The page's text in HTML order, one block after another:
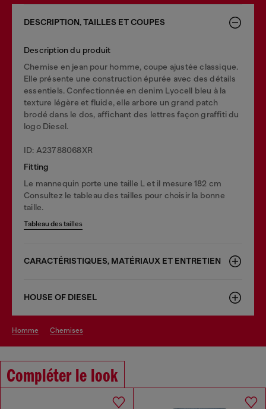
DESCRIPTION, TAILLES ET COUPES
Description du produit
Chemise en jean pour homme, coupe ajustée classique.
Elle présente une construction épurée avec des détails
essentiels. Confectionnée en denim Lyocell bleu à la
texture légère et fluide, elle arbore un grand patch
brodé dans le dos, affichant des lettres façon graffiti du
logo Diesel.
ID: A23788068XR
Fitting
Le mannequin porte une taille L et il mesure 182 cm
Consultez le tableau des tailles pour choisir la bonne
taille.
Tableau des tailles
CARACTÉRISTIQUES, MATÉRIAUX ET ENTRETIEN
HOUSE OF DIESEL
homme chemises
Compléter le look